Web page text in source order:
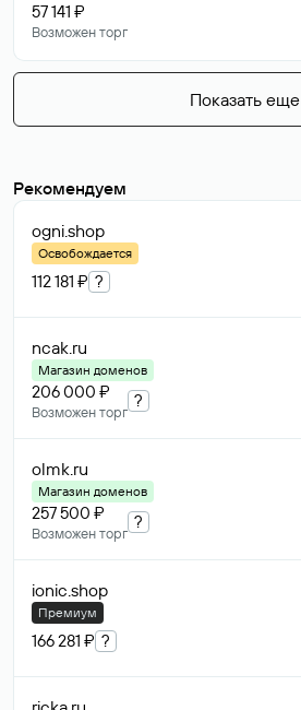
57 141 ₽
Возможен торг
Показать еще
Рекомендуем
ogni.shop
Освобождается
112 181 ₽ ?
ncak.ru
Магазин доменов
206 000 ₽
Возможен торг
?
olmk.ru
Магазин доменов
257 500 ₽
Возможен торг
?
ionic.shop
Премиум
166 281 ₽ ?